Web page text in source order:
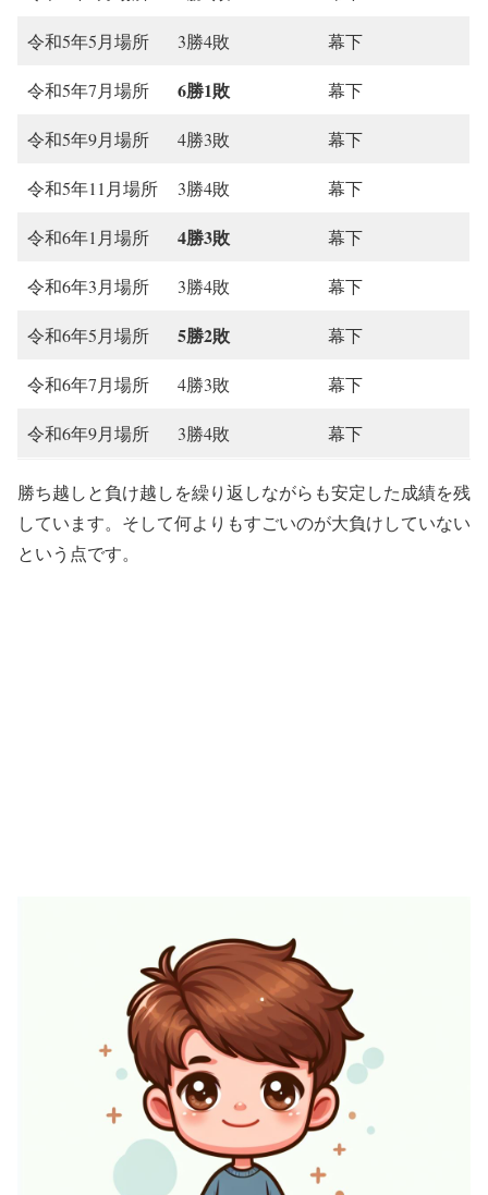
令和5年5月場所 3勝4敗 幕下
令和5年7月場所 6勝1敗 幕下
令和5年9月場所 4勝3敗 幕下
令和5年11月場所 3勝4敗 幕下
令和6年1月場所 4勝3敗 幕下
令和6年3月場所 3勝4敗 幕下
令和6年5月場所 5勝2敗 幕下
令和6年7月場所 4勝3敗 幕下
令和6年9月場所 3勝4敗 幕下
勝ち越しと負け越しを繰り返しながらも安定した成績を残
しています。そして何よりもすごいのが大負けしていない
という点です。